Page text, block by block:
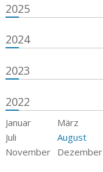
2025
2024
2023
2022
Januar März
Juli
August
November
Dezember